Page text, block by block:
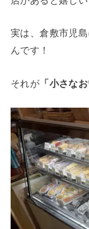
実は、倉敷市児
んです！
それが 「小さな